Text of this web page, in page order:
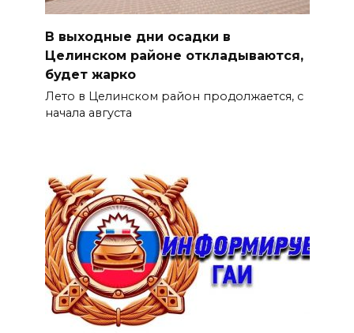
В выходные дни осадки в
Целинском районе откладываются,
будет жарко
Лето в Целинском район продолжается, с
начала августа